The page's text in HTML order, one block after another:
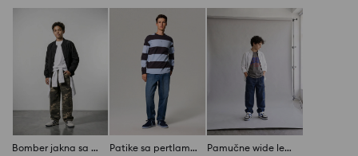
Bomber jakna sa reflektujućim elementima Patike sa pertlama od imitacije antilopa Pamučne wide leg farmerke